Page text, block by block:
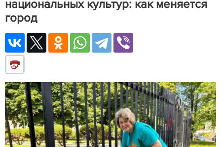
национальных культур: как меняется
город